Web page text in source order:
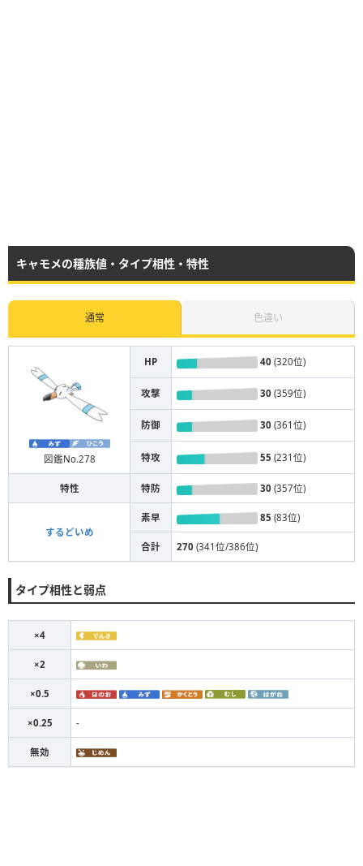
キャモメの種族値・タイプ相性・特性
通常 色違い
図鑑No.278
HP 40 (320位)
攻撃 30 (359位)
防御 30 (361位)
特攻 55 (231位)
特性 特防 30 (357位)
するどいめ
素早 85 (83位)
合計 270 (341位/386位)
タイプ相性と弱点
×4
×2
×0.5
×0.25 -
無効